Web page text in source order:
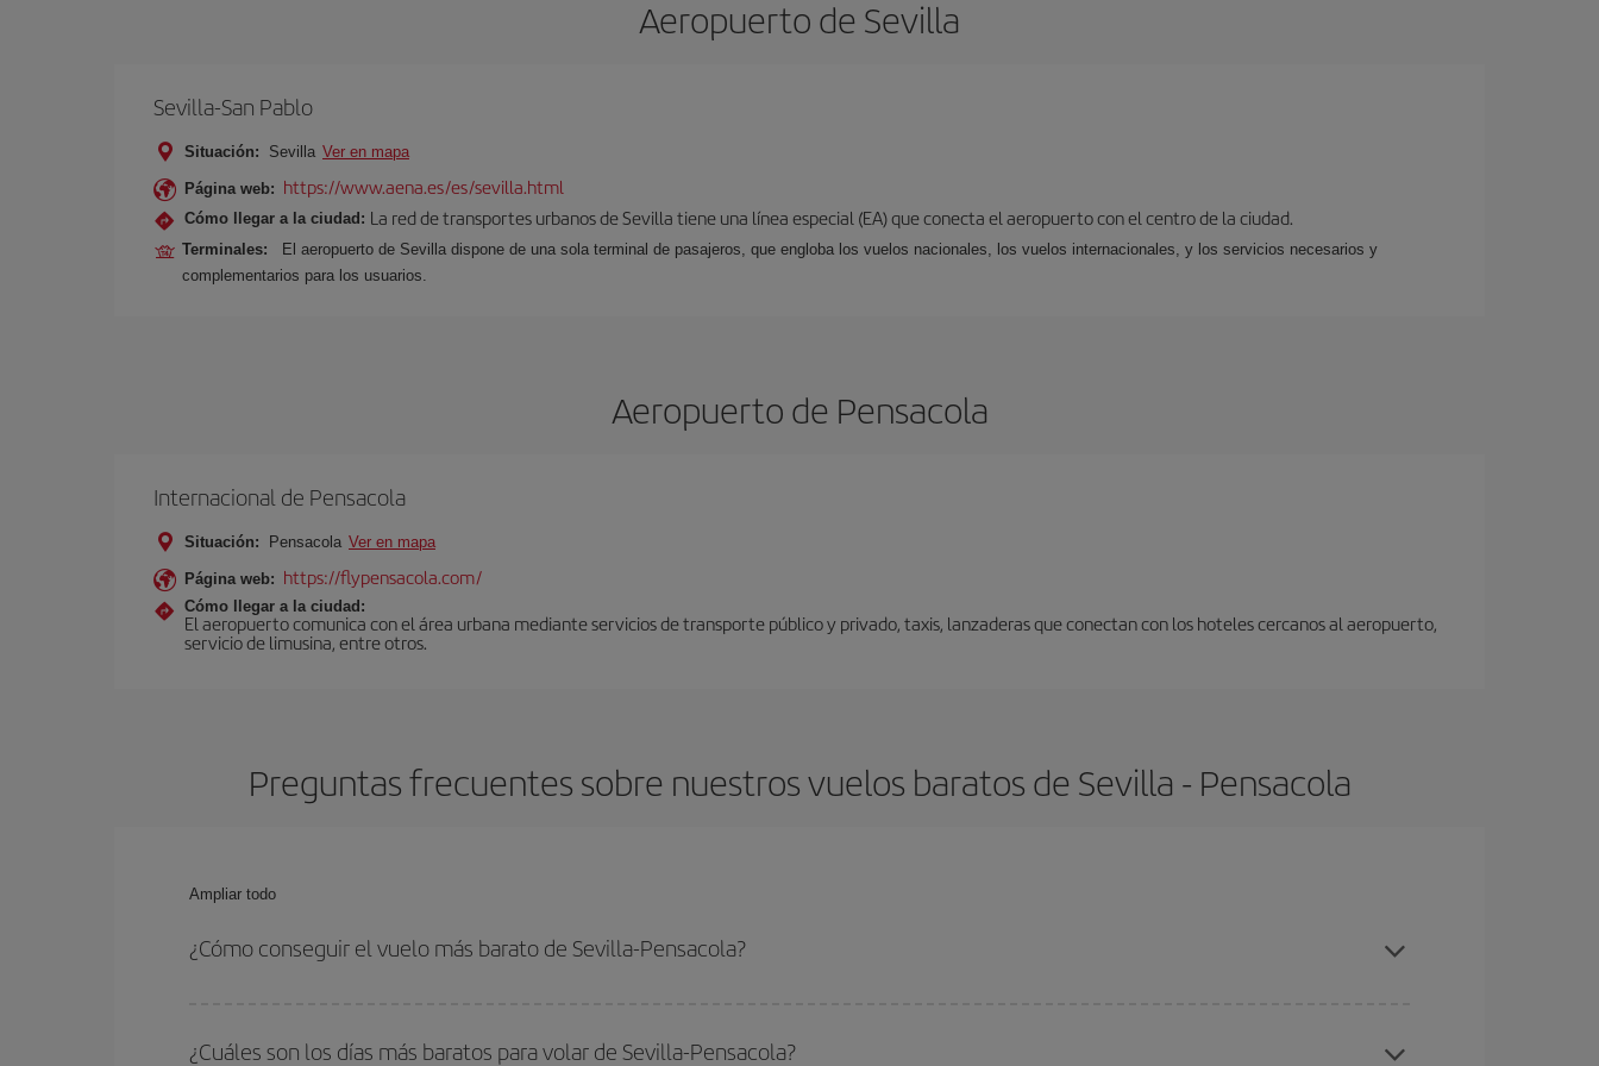
Aeropuerto de Sevilla
Sevilla-San Pablo
Situación: Sevilla Ver en mapa
Página web: https://www.aena.es/es/sevilla.html
Cómo llegar a la ciudad: La red de transportes urbanos de Sevilla tiene una línea especial (EA) que conecta el aeropuerto con el centro de la ciudad.
Terminales:
El aeropuerto de Sevilla dispone de una sola terminal de pasajeros, que engloba los vuelos nacionales, los vuelos internacionales, y los servicios necesarios y
complementarios para los usuarios.
Aeropuerto de Pensacola
Internacional de Pensacola
Situación: Pensacola Ver en mapa
Página web: https://flypensacola.com/
Cómo llegar a la ciudad:
El aeropuerto comunica con el área urbana mediante servicios de transporte público y privado, taxis, lanzaderas que conectan con los hoteles cercanos al aeropuerto,
servicio de limusina, entre otros.
Preguntas frecuentes sobre nuestros vuelos baratos de Sevilla - Pensacola
Ampliar todo
¿Cómo conseguir el vuelo más barato de Sevilla-Pensacola?
fechas y horarios de ida y vuelta.
¿Cuáles son los días más baratos para volar de Sevilla-Pensacola?